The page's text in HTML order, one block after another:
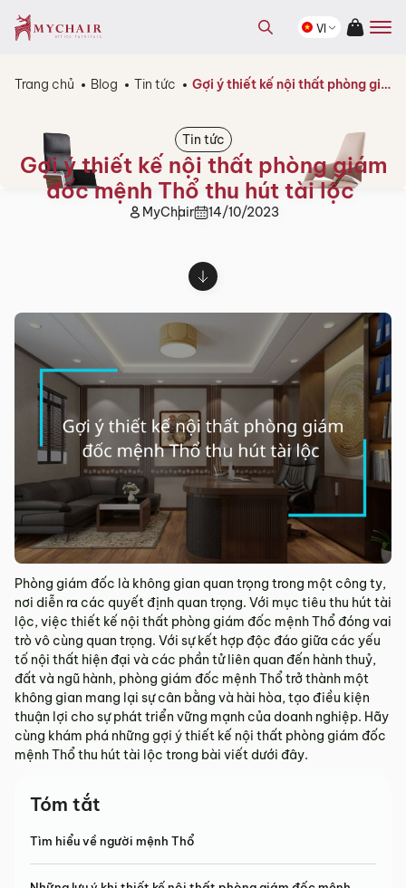
phẩm
Tìm
kiếmVI
Trang chủ Blog Tin tức Gợi ý thiết kế nội thất phòng giám đốc mệnh Thổ thu hút tài lộc
Tin tức
Gợi ý thiết kế nội thất phòng giám
đốc mệnh Thổ thu hút tài lộc
MyChair 14/10/2023
Phòng giám đốc là không gian quan trọng trong một công ty,
nơi diễn ra các quyết định quan trọng. Với mục tiêu thu hút tài
lộc, việc thiết kế nội thất phòng giám đốc mệnh Thổ đóng vai
trò vô cùng quan trọng. Với sự kết hợp độc đáo giữa các yếu
tố nội thất hiện đại và các phần tử liên quan đến hành thuỷ,
đất và ngũ hành, phòng giám đốc mệnh Thổ trở thành một
không gian mang lại sự cân bằng và hài hòa, tạo điều kiện
thuận lợi cho sự phát triển vững mạnh của doanh nghiệp. Hãy
cùng khám phá những gợi ý thiết kế nội thất phòng giám đốc
mệnh Thổ thu hút tài lộc trong bài viết dưới đây.
Tóm tắt
Tìm hiểu về người mệnh Thổ